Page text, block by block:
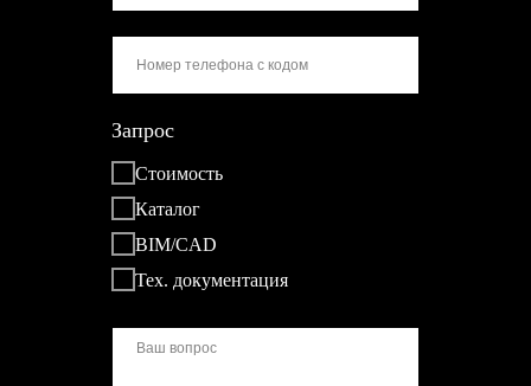
Запрос
Стоимость
Каталог
BIM/CAD
Тех. документация